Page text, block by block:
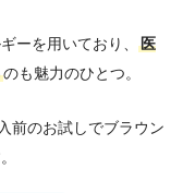
ーを用いており、
医
のも魅力のひとつ。
前のお試しでブラウン